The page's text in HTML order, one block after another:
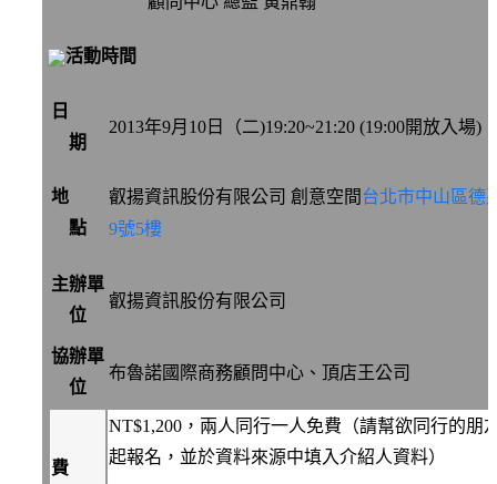
活動時間
日
期
2013年9月10日（二)19:20~21:20 (19:00開放入場)
地
點
叡揚資訊股份有限公司 創意空間台北市中山區德
9號5樓
主辦單
位
叡揚資訊股份有限公司
協辦單
位
布魯諾國際商務顧問中心、頂店王公司
費
NT$1,200，兩人同行一人免費（請幫欲同行的朋
起報名，並於資料來源中填入介紹人資料）